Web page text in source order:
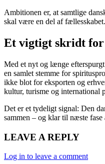
Ambitionen er, at samtlige
skal være en del af fællesskabet.
Et vigtigt skridt for
Med et nyt og længe
en samlet stemme for
ikke blot for eksporten og
kultur, turisme og international
Det er et tydeligt signal: Den
sammen – og klar til næste
LEAVE A REPLY
Log in to leave a comment